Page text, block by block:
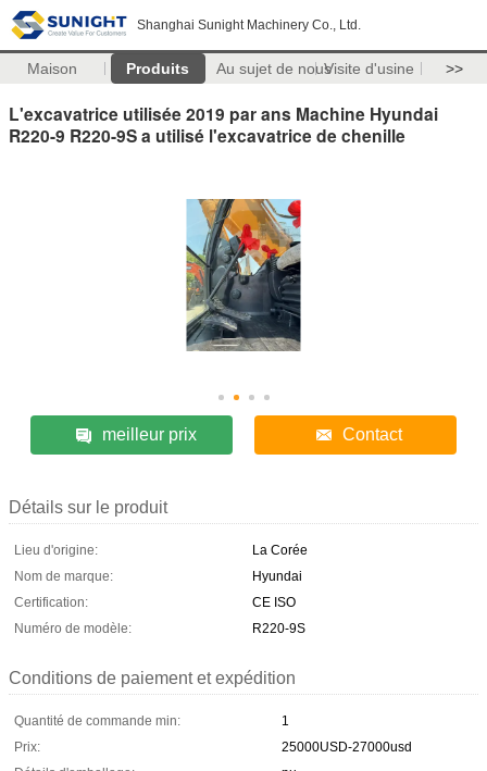
Shanghai Sunight Machinery Co., Ltd.
Maison Produits Au sujet de nousVisite d'usine >>
L'excavatrice utilisée 2019 par ans Machine Hyundai
R220-9 R220-9S a utilisé l'excavatrice de chenille
meilleur prix Contact
Détails sur le produit
Lieu d'origine:
La Corée
Nom de marque:
Hyundai
Certification:
CE ISO
Numéro de modèle:
R220-9S
Conditions de paiement et expédition
Quantité de commande min:
1
Prix:
25000USD-27000usd